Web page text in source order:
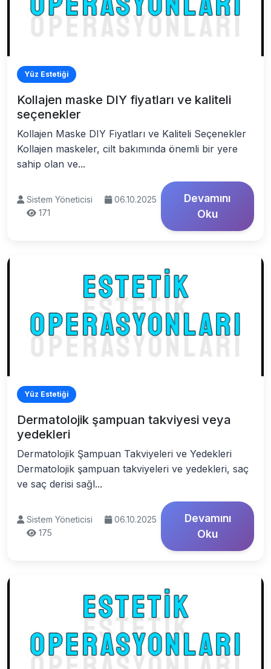
Yüz Estetiği
Kollajen maske DIY fiyatları ve kaliteli
seçenekler
Kollajen Maske DIY Fiyatları ve Kaliteli Seçenekler
Kollajen maskeler, cilt bakımında önemli bir yere
sahip olan ve...
Sistem Yöneticisi
06.10.2025
171
Devamını
Oku
Yüz Estetiği
Dermatolojik şampuan takviyesi veya
yedekleri
Dermatolojik Şampuan Takviyeleri ve Yedekleri
Dermatolojik şampuan takviyeleri ve yedekleri, saç
ve saç derisi sağl...
Sistem Yöneticisi
06.10.2025
175
Devamını
Oku